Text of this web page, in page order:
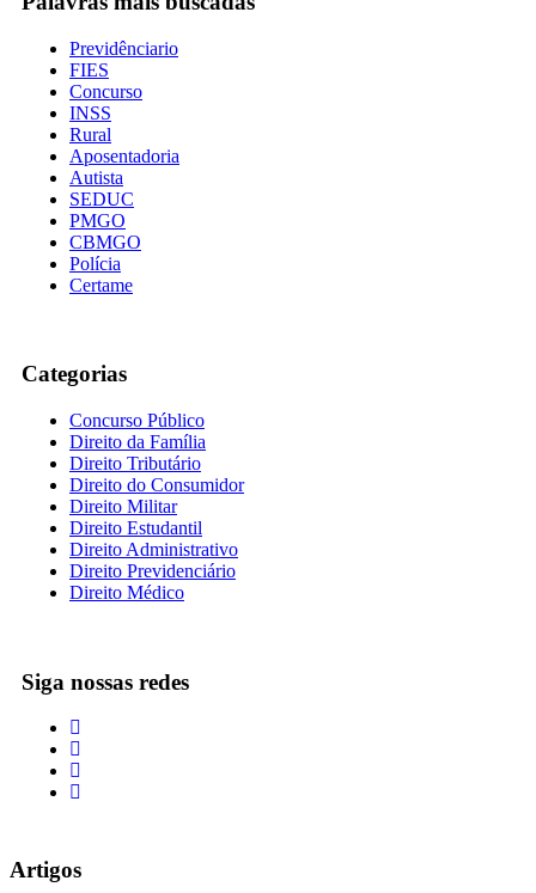
Previdênciario
FIES
Concurso
INSS
Rural
Aposentadoria
Autista
SEDUC
PMGO
CBMGO
Polícia
Certame
Categorias
Concurso Público
Direito da Família
Direito Tributário
Direito do Consumidor
Direito Militar
Direito Estudantil
Direito Administrativo
Direito Previdenciário
Direito Médico
Siga nossas redes
Artigos